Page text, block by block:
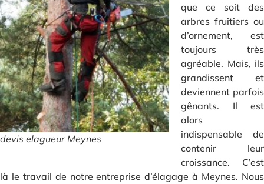
devis elagueur Meynes
que ce soit des
arbres fruitiers ou
d’ornement, est
toujours très
agréable. Mais, ils
grandissent et
deviennent parfois
gênants. Il est
alors
indispensable de
contenir leur
croissance. C’est
là le travail de notre entreprise d’élagage à Meynes. Nous